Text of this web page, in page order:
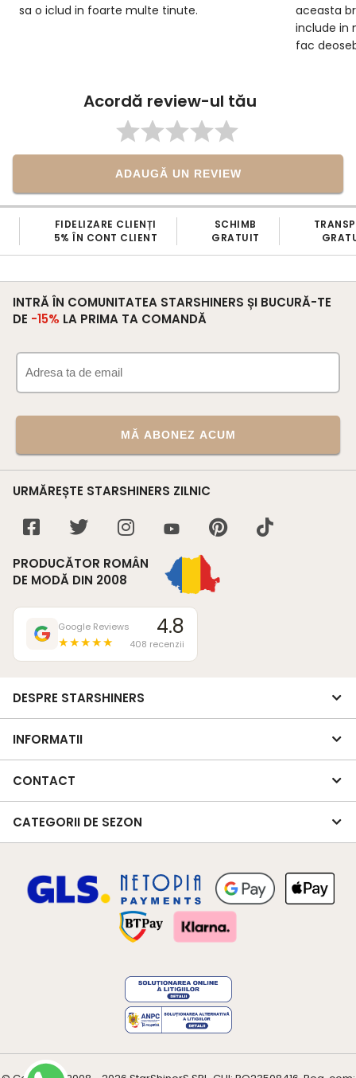
sa o iclud in foarte multe tinute.
aceasta
include in
fac
Acordă review-ul tău
ADAUGĂ UN REVIEW
FIDELIZARE CLIENȚI
5% ÎN CONT CLIENT
SCHIMB
GRATUIT
INTRĂ ÎN COMUNITATEA STARSHINERS ȘI BUCURĂ-TE
DE -15% LA PRIMA TA COMANDĂ
MĂ ABONEZ ACUM
URMĂREȘTE STARSHINERS ZILNIC
PRODUCĂTOR ROMÂN
DE MODĂ DIN 2008
Google Reviews
★★★★★
4.8
408 recenzii
DESPRE STARSHINERS
INFORMATII
CONTACT
CATEGORII DE SEZON